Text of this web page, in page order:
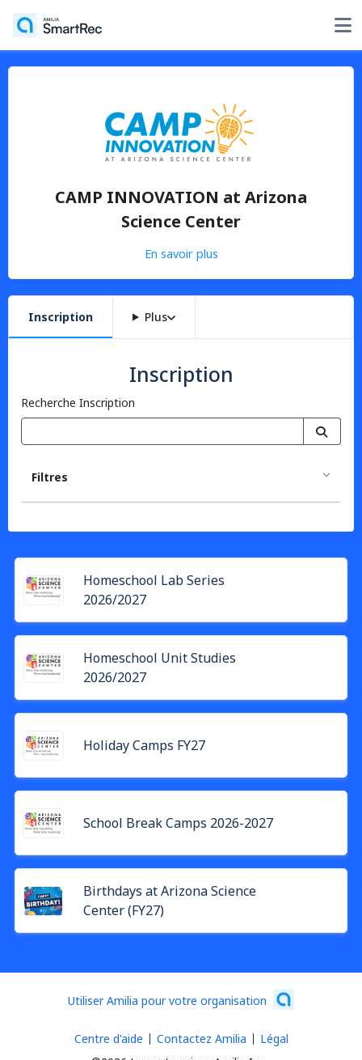
CAMP INNOVATION at Arizona
Science Center
En savoir plus
Inscription Plus
Inscription
Recherche Inscription
Filtres
Homeschool Lab Series
2026/2027
Homeschool Unit Studies
2026/2027
Holiday Camps FY27
School Break Camps 2026-2027
Birthdays at Arizona Science
Center (FY27)
Utiliser Amilia pour votre organisation
Centre d'aide Contactez Amilia Légal